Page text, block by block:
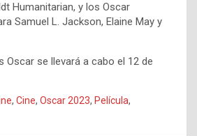
Humanitarian, y los Oscar
Samuel L. Jackson, Elaine May y
Oscar se llevará a cabo el 12 de
, Cine, Oscar 2023, Película,